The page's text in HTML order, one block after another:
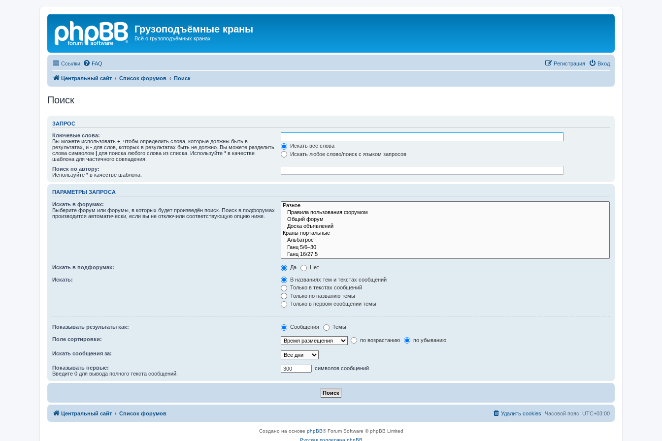
Грузоподъёмные краны
Всё о грузоподъёмных кранах
Ссылки FAQ Вход
Регистрация
Центральный сайт Список форумов Поиск
Поиск
ЗАПРОС
Ключевые слова:
Вы можете использовать + , чтобы определить слова, которые должны быть в
результатах, и - для слов, которых в результатах быть не должно. Вы можете разделить
слова символом | для поиска любого слова из списка. Используйте * в качестве
шаблона для частичного совпадения.
Искать все слова
Искать любое слово/поиск с языком запросов
Поиск по автору:
Используйте * в качестве шаблона.
ПАРАМЕТРЫ ЗАПРОСА
Искать в форумах:
Выберите форум или форумы, в которых будет произведён поиск. Поиск в подфорумах
производится автоматически, если вы не отключили соответствующую опцию ниже.
Искать в подфорумах: Да Нет
Искать:
В названиях тем и текстах сообщений
Только в текстах сообщений
Только по названию темы
Только в первом сообщении темы
Показывать результаты как: Сообщения Темы
Поле сортировки: по возрастанию по убыванию
Искать сообщения за:
Показывать первые:
Введите 0 для вывода полного текста сообщений.
символов сообщений
Центральный сайт Список форумов Часовой пояс: UTC+03:00
Удалить cookies
Создано на основе phpBB® Forum Software © phpBB Limited
Русская поддержка phpBB